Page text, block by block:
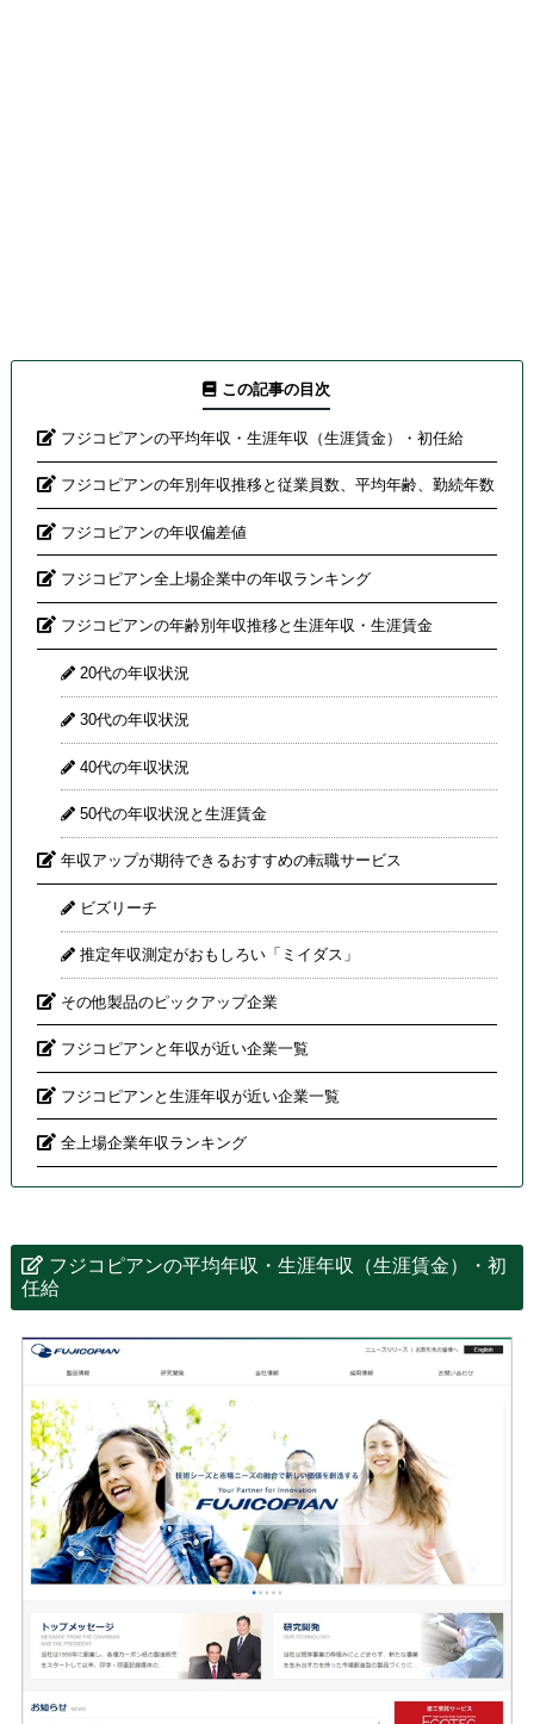
この記事の目次
フジコピアンの平均年収・生涯年収（生涯賃金）・初任給
フジコピアンの年別年収推移と従業員数、平均年齢、勤続年数
フジコピアンの年収偏差値
フジコピアン全上場企業中の年収ランキング
フジコピアンの年齢別年収推移と生涯年収・生涯賃金
20代の年収状況
30代の年収状況
40代の年収状況
50代の年収状況と生涯賃金
年収アップが期待できるおすすめの転職サービス
ビズリーチ
推定年収測定がおもしろい「ミイダス」
その他製品のピックアップ企業
フジコピアンと年収が近い企業一覧
フジコピアンと生涯年収が近い企業一覧
全上場企業年収ランキング
フジコピアンの平均年収・生涯年収（生涯賃金）・初
任給